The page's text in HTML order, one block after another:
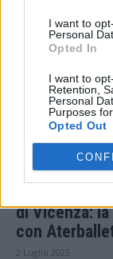
I want to
Personal
Opted In
I want to
Retention,
Personal
Purposes
Opted Out
di Vicenza:
con
2 Luglio 2025